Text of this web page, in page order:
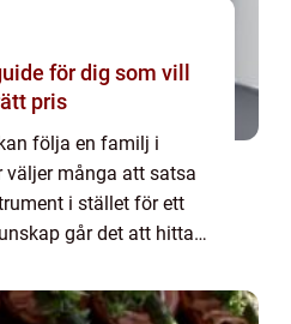
pris
följa en familj i
väljer många att satsa
i stället för ett
går det att hitta
ett v...